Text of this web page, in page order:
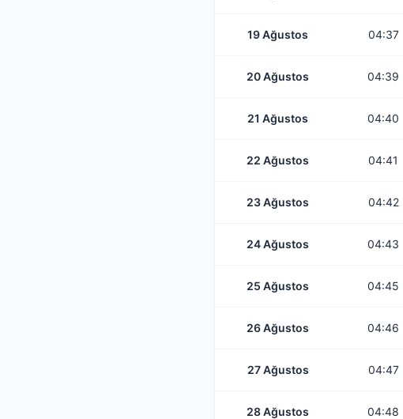
19 Ağustos 04:37
20 Ağustos 04:39
21 Ağustos 04:40
22 Ağustos 04:41
23 Ağustos 04:42
24 Ağustos 04:43
25 Ağustos 04:45
26 Ağustos 04:46
27 Ağustos 04:47
28 Ağustos 04:48